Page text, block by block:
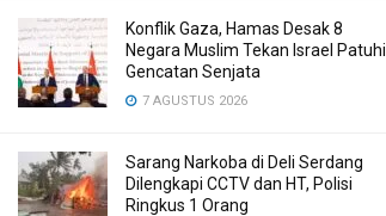
Konflik Gaza, Hamas Desak 8
Negara Muslim Tekan Israel Patuhi
Gencatan Senjata
7 AGUSTUS 2026
Sarang Narkoba di Deli Serdang
Dilengkapi CCTV dan HT, Polisi
Ringkus 1 Orang